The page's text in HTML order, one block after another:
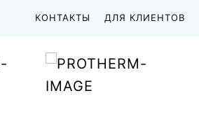
КОНТАКТЫ ДЛЯ КЛИЕНТОВ